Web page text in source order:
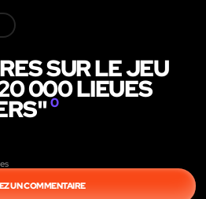
SUR LE JEU
000 LIEUES
0
UN COMMENTAIRE